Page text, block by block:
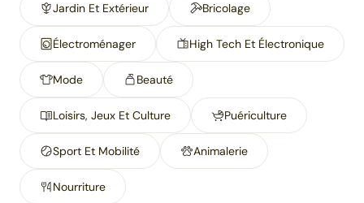
Jardin Et Extérieur Bricolage
Électroménager High Tech Et Électronique
Mode Beauté
Loisirs, Jeux Et Culture Puériculture
Sport Et Mobilité Animalerie
Nourriture